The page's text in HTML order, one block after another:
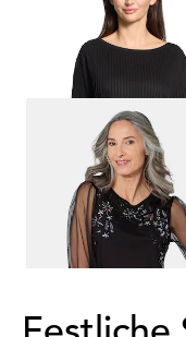
BETTY BARCLAY
Strukturiertes Shirt mit
69,99 €
GOLDNER
49,95 €79,95 €
30-Tage-Bestpreis**: